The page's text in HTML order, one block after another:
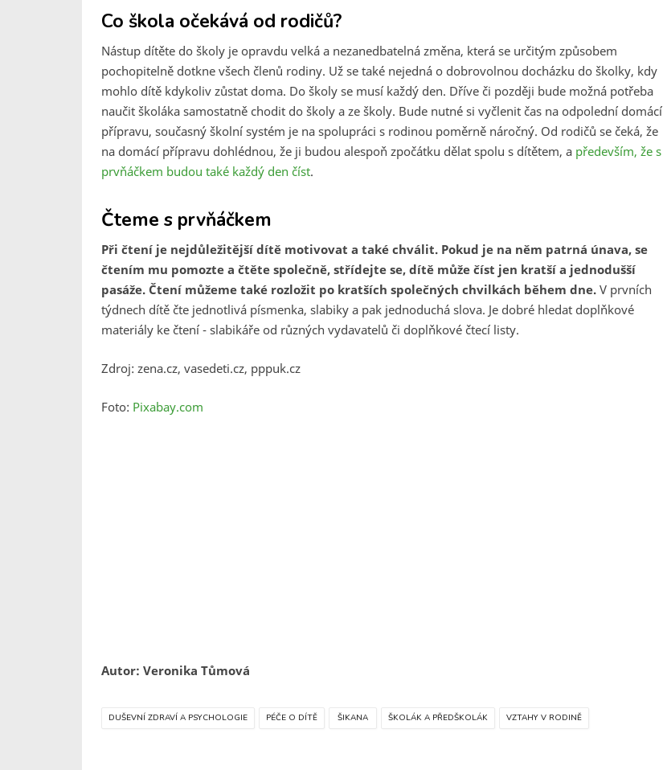
Co škola očekává od rodičů?
Nástup dítěte do školy je opravdu velká a nezanedbatelná změna, která se určitým způsobem
pochopitelně dotkne všech členů rodiny. Už se také nejedná o dobrovolnou docházku do školky, kdy
mohlo dítě kdykoliv zůstat doma. Do školy se musí každý den. Dříve či později bude možná potřeba
naučit školáka samostatně chodit do školy a ze školy. Bude nutné si vyčlenit čas na odpolední domácí
přípravu, současný školní systém je na spolupráci s rodinou poměrně náročný. Od rodičů se čeká, že
na domácí přípravu dohlédnou, že ji budou alespoň zpočátku dělat spolu s dítětem, a především, že s
prvňáčkem budou také každý den číst.
Čteme s prvňáčkem
Při čtení je nejdůležitější dítě motivovat a také chválit. Pokud je na něm patrná únava, se
čtením mu pomozte a čtěte společně, střídejte se, dítě může číst jen kratší a jednodušší
pasáže. Čtení můžeme také rozložit po kratších společných chvilkách během dne. V prvních
týdnech dítě čte jednotlivá písmenka, slabiky a pak jednoduchá slova. Je dobré hledat doplňkové
materiály ke čtení - slabikáře od různých vydavatelů či doplňkové čtecí listy.
Zdroj: zena.cz, vasedeti.cz, pppuk.cz
Foto: Pixabay.com
Autor: Veronika Tůmová
DUŠEVNÍ ZDRAVÍ A PSYCHOLOGIE PÉČE O DÍTĚ ŠIKANA ŠKOLÁK A PŘEDŠKOLÁK VZTAHY V RODINĚ